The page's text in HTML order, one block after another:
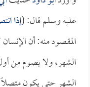
عليه وسلم قال: (إذا
المقصود منه: أن
الشهر، ولا يصوم من